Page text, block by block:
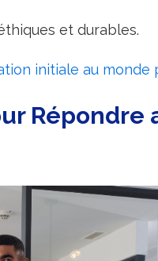
et durables.
initiale au monde
Répondre